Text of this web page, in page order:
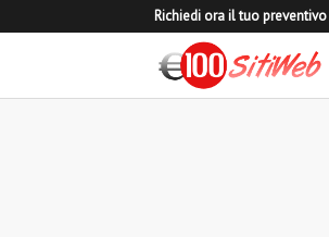
Richiedi ora il tuo preventivo